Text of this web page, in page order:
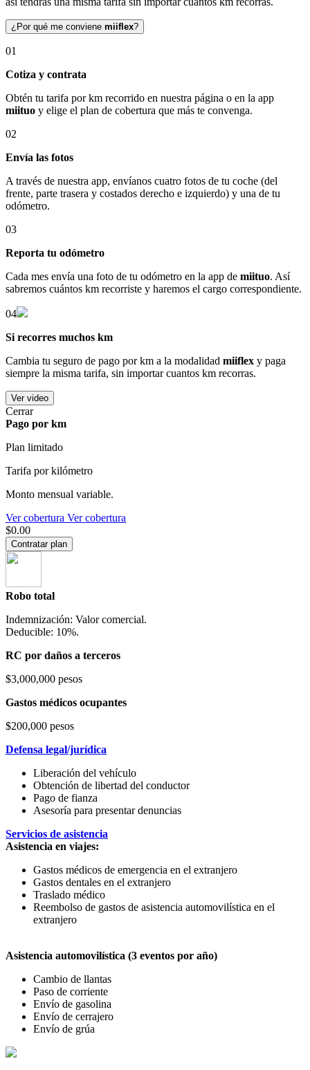
¿Por qué me conviene miiflex?
01
Cotiza y contrata
Obtén tu tarifa por km recorrido en nuestra página o en la app
miituo y elige el plan de cobertura que más te convenga.
02
Envía las fotos
A través de nuestra app, envíanos cuatro fotos de tu coche (del
frente, parte trasera y costados derecho e izquierdo) y una de tu
odómetro.
03
Reporta tu odómetro
Cada mes envía una foto de tu odómetro en la app de miituo. Así
sabremos cuántos km recorriste y haremos el cargo correspondiente.
04
Si recorres muchos km
Cambia tu seguro de pago por km a la modalidad miiflex y paga
siempre la misma tarifa, sin importar cuantos km recorras.
Ver video
Cerrar
Pago por km
Plan limitado
Tarifa por kilómetro
Monto mensual variable.
Ver cobertura Ver cobertura
$0.00
Contratar plan
Robo total
Indemnización: Valor comercial.
Deducible: 10%.
RC por daños a terceros
$3,000,000 pesos
Gastos médicos ocupantes
$200,000 pesos
Defensa legal/jurídica
Liberación del vehículo
Obtención de libertad del conductor
Pago de fianza
Asesoría para presentar denuncias
Servicios de asistencia
Asistencia en viajes:
Gastos médicos de emergencia en el extranjero
Gastos dentales en el extranjero
Traslado médico
Reembolso de gastos de asistencia automovilística en el
extranjero
Asistencia automovilística (3 eventos por año)
Cambio de llantas
Paso de corriente
Envío de gasolina
Envío de cerrajero
Envío de grúa